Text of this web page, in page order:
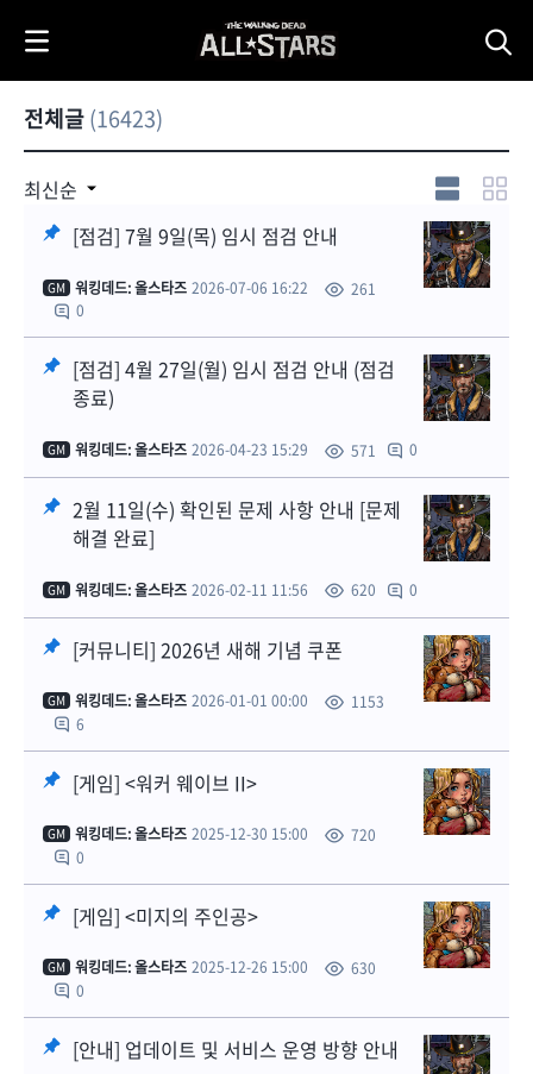
안드로이드
1.42.6 버전
업데이트 안내
전체글(16423)
최신순
[점검] 7월 9일(목) 임시 점검 안내
GM 워킹데드: 올스타즈 2026-07-06 16:22
261
0
[점검] 4월 27일(월) 임시 점검 안내 (점검
종료)
GM 워킹데드: 올스타즈 2026-04-23 15:29 571 0
2월 11일(수) 확인된 문제 사항 안내 [문제
해결 완료]
GM 워킹데드: 올스타즈 2026-02-11 11:56 620 0
[커뮤니티] 2026년 새해 기념 쿠폰
GM 워킹데드: 올스타즈 2026-01-01 00:00
1153
6
[게임] <워커 웨이브 II>
GM 워킹데드: 올스타즈 2025-12-30 15:00
720
0
[게임] <미지의 주인공>
GM 워킹데드: 올스타즈 2025-12-26 15:00
630
0
[안내] 업데이트 및 서비스 운영 방향 안내